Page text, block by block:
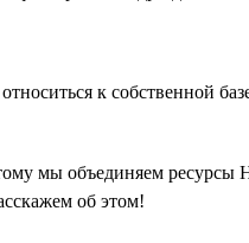
к собственной
мы объединяем ресурсы
об этом!